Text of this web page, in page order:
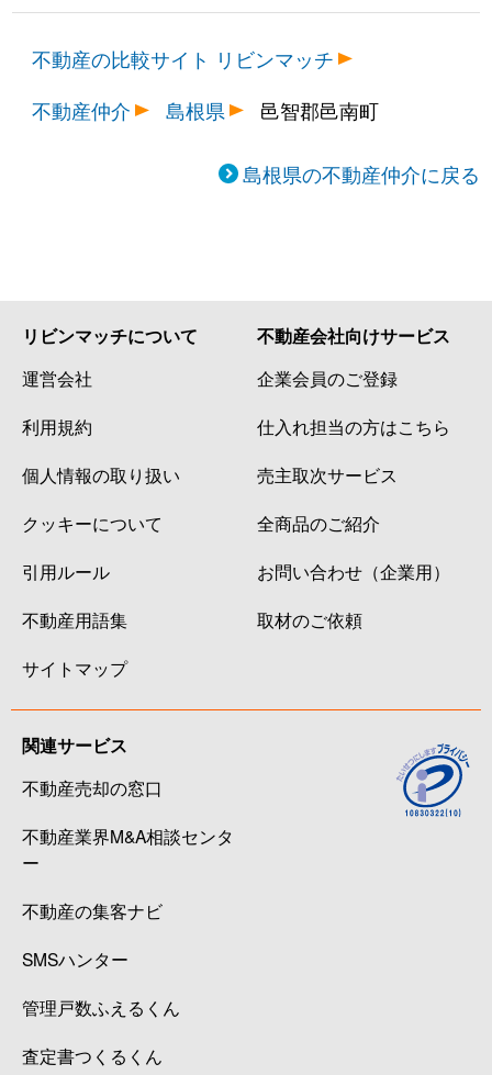
不動産の比較サイト リビンマッチ
不動産仲介
島根県 邑智郡邑南町
島根県の不動産仲介に戻る
リビンマッチについて
運営会社
利用規約
個人情報の取り扱い
クッキーについて
引用ルール
不動産用語集
サイトマップ
不動産会社向けサービス
企業会員のご登録
仕入れ担当の方はこちら
売主取次サービス
全商品のご紹介
お問い合わせ（企業用）
取材のご依頼
関連サービス
不動産売却の窓口
不動産業界M&A相談センタ
ー
不動産の集客ナビ
SMSハンター
管理戸数ふえるくん
査定書つくるくん